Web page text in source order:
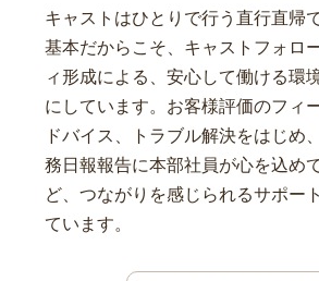
キャストはひとりで行う直行直帰
基本だからこそ、キャストフォロ
ィ形成による、安心して働ける環
にしています。お客様評価のフィ
ドバイス、トラブル解決をはじめ
務日報報告に本部社員が心を込め
ど、つながりを感じられるサポー
ています。